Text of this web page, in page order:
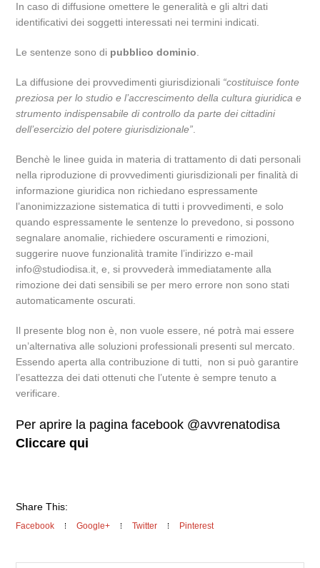
In caso di diffusione omettere le generalità e gli altri dati
identificativi dei soggetti interessati nei termini indicati.
Le sentenze sono di pubblico dominio
La diffusione dei provvedimenti giurisdizionali “costituisce fonte
preziosa per lo studio e l’accrescimento della cultura giuridica e
strumento indispensabile di controllo da parte dei cittadini
dell’esercizio del potere giurisdizionale”
Benchè le linee guida in materia di trattamento di dati personali
nella riproduzione di provvedimenti giurisdizionali per finalità di
informazione giuridica non richiedano espressamente
l’anonimizzazione sistematica di tutti i provvedimenti, e solo
quando espressamente le sentenze lo prevedono, si possono
segnalare anomalie, richiedere oscuramenti e rimozioni,
suggerire nuove funzionalità tramite l’indirizzo e-mail
info@studiodisa.it, e, si provvederà immediatamente alla
rimozione dei dati sensibili se per mero errore non sono stati
automaticamente oscurati.
Il presente blog non è, non vuole essere, né potrà mai essere
un’alternativa alle soluzioni professionali presenti sul mercato.
Essendo aperta alla contribuzione di tutti, non si può garantire
l’esattezza dei dati ottenuti che l’utente è sempre tenuto a
verificare.
Per aprire la pagina facebook @avvrenatodisa
Cliccare qui
Share This:
Facebook Google+ Twitter Pinterest